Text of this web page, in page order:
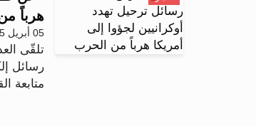
هرباً
05 أبريل 2025 - 08:26
تلقّى
رسائل
متابعة